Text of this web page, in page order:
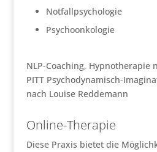
Notfallpsychologie
Psychoonkologie
NLP-Coaching, Hypnotherapie
PITT Psychodynamisch-
nach Louise Reddemann
Online-Therapie
Diese Praxis bietet die